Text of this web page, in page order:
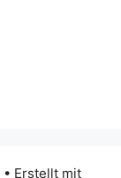
• Erstellt mit